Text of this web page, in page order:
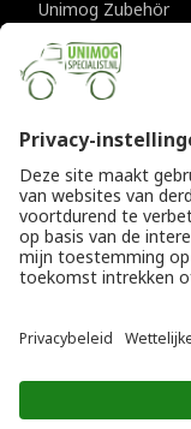
Unimog Zubehör
Unimog APK-
KONTAKTDATEN
Provincialeweg 94-
Die Niederlande
T+31 (0)418
E
© Copyright 2026